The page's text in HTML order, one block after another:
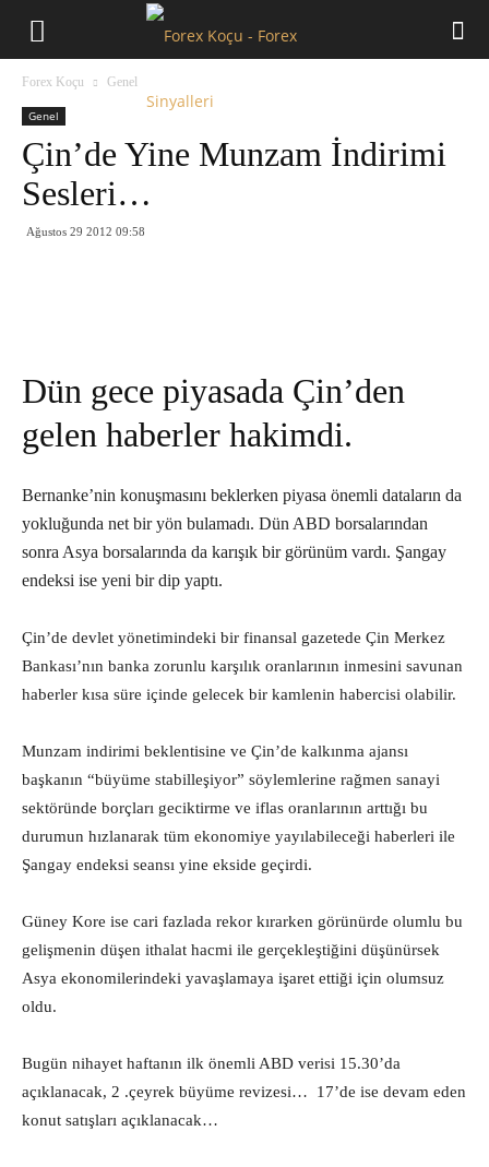
Forex Koçu Genel
Genel
Çin’de Yine Munzam İndirimi
Sesleri…
Ağustos 29 2012 09:58
Dün gece piyasada Çin’den
gelen haberler hakimdi.
Bernanke’nin konuşmasını beklerken piyasa önemli dataların da
yokluğunda net bir yön bulamadı. Dün ABD borsalarından
sonra Asya borsalarında da karışık bir görünüm vardı. Şangay
endeksi ise yeni bir dip yaptı.
Çin’de devlet yönetimindeki bir finansal gazetede Çin Merkez
Bankası’nın banka zorunlu karşılık oranlarının inmesini savunan
haberler kısa süre içinde gelecek bir kamlenin habercisi olabilir.
Munzam indirimi beklentisine ve Çin’de kalkınma ajansı
başkanın “büyüme stabilleşiyor” söylemlerine rağmen sanayi
sektöründe borçları geciktirme ve iflas oranlarının arttığı bu
durumun hızlanarak tüm ekonomiye yayılabileceği haberleri ile
Şangay endeksi seansı yine ekside geçirdi.
Güney Kore ise cari fazlada rekor kırarken görünürde olumlu bu
gelişmenin düşen ithalat hacmi ile gerçekleştiğini düşünürsek
Asya ekonomilerindeki yavaşlamaya işaret ettiği için olumsuz
oldu.
Bugün nihayet haftanın ilk önemli ABD verisi 15.30’da
açıklanacak, 2 .çeyrek büyüme revizesi… 17’de ise devam eden
konut satışları açıklanacak…